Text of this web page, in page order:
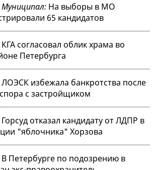
Муниципал: На выборы в МО
65 кандидатов
КГА согласовал облик храма во
Петербурга
ЛОЭСК избежала банкротства после
с застройщиком
Горсуд отказал кандидату от ЛДПР в
"яблочника" Хорзова
В Петербурге по подозрению в